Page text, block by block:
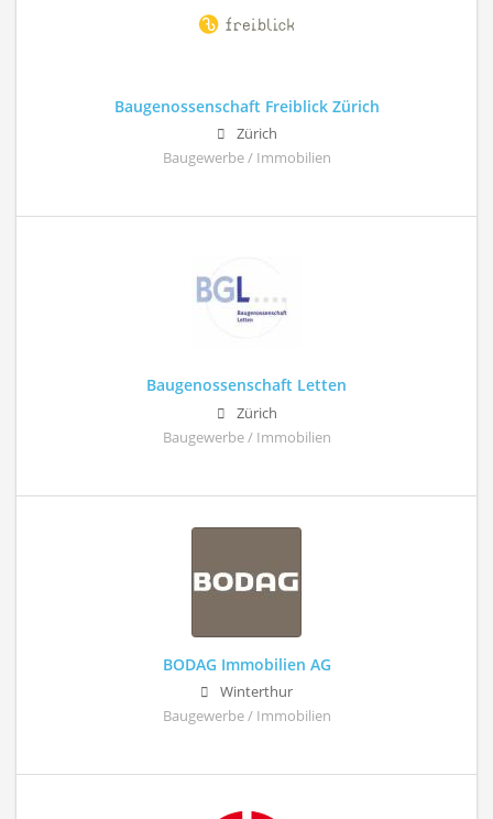
Baugenossenschaft Freiblick Zürich
Zürich
Baugewerbe / Immobilien
Baugenossenschaft Letten
Zürich
Baugewerbe / Immobilien
BODAG Immobilien AG
Winterthur
Baugewerbe / Immobilien